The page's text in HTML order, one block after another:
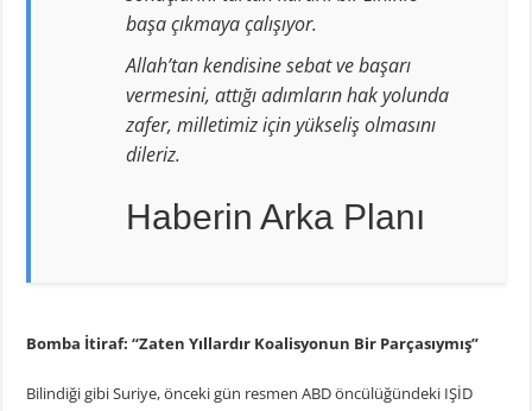
başa çıkmaya çalışıyor.
Allah’tan kendisine sebat ve başarı
vermesini, attığı adımların hak yolunda
zafer, milletimiz için yükseliş olmasını
dileriz.
Haberin Arka Planı
Bomba İtiraf: “Zaten Yıllardır Koalisyonun Bir Parçasıymış”
Bilindiği gibi Suriye, önceki gün resmen ABD öncülüğündeki IŞİD